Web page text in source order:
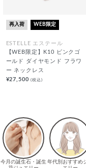
再入荷 WEB限定
ESTELLE エステール
【WEB限定】K10 ピンクゴ
ールド ダイヤモンド フラワ
ー ネックレス
¥27,500(税込)